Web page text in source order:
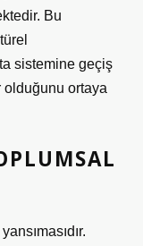
Bu
sistemine geçiş
olduğunu ortaya